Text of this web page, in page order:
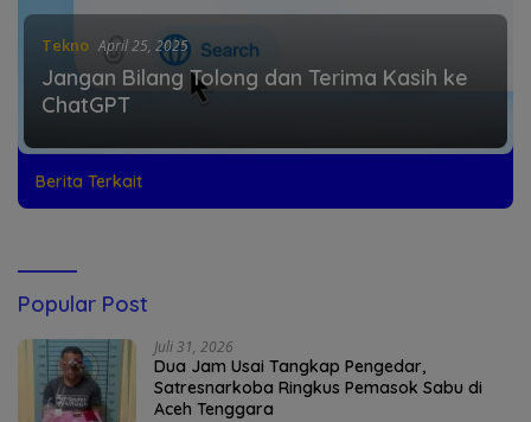
Tekno April 25, 2025
Jangan Bilang Tolong dan Terima Kasih ke
ChatGPT
Berita Terkait
Popular Post
Juli 31, 2026
Dua Jam Usai Tangkap Pengedar,
Satresnarkoba Ringkus Pemasok Sabu di
Aceh Tenggara